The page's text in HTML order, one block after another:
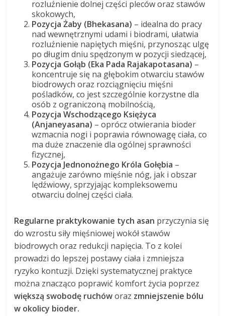
rozluźnienie dolnej części pleców oraz stawów
skokowych,
Pozycja Żaby (Bhekasana) – idealna do pracy
nad wewnętrznymi udami i biodrami, ułatwia
rozluźnienie napiętych mięśni, przynosząc ulgę
po długim dniu spędzonym w pozycji siedzącej,
Pozycja Gołąb (Eka Pada Rajakapotasana) –
koncentruje się na głębokim otwarciu stawów
biodrowych oraz rozciągnięciu mięśni
pośladków, co jest szczególnie korzystne dla
osób z ograniczoną mobilnością,
Pozycja Wschodzącego Księżyca
(Anjaneyasana) – oprócz otwierania bioder
wzmacnia nogi i poprawia równowagę ciała, co
ma duże znaczenie dla ogólnej sprawności
fizycznej,
Pozycja Jednonożnego Króla Gołębia –
angażuje zarówno mięśnie nóg, jak i obszar
lędźwiowy, sprzyjając kompleksowemu
otwarciu dolnej części ciała.
Regularne praktykowanie tych asan przyczynia się
do wzrostu siły mięśniowej wokół stawów
biodrowych oraz redukcji napięcia. To z kolei
prowadzi do lepszej postawy ciała i zmniejsza
ryzyko kontuzji. Dzięki systematycznej praktyce
można znacząco poprawić komfort życia poprzez
większą swobodę ruchóworaz zmniejszenie bólu
w okolicy bioder.